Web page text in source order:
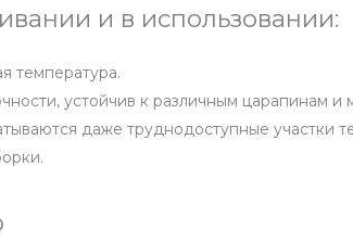
и в использовании:
температура.
устойчив к различным царапинам
даже труднодоступные участки